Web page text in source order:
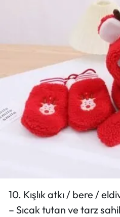
10. Kışlık atkı / bere /
– Sıcak tutan ve tarz